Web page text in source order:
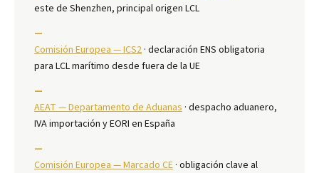
este de Shenzhen, principal origen LCL
—
Comisión Europea — ICS2 · declaración ENS obligatoria
para LCL marítimo desde fuera de la UE
—
AEAT — Departamento de Aduanas · despacho aduanero,
IVA importación y EORI en España
—
Comisión Europea — Marcado CE · obligación clave al